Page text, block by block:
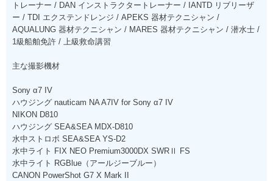
トレーナー / DAN インストラクタートレーナー / IANTD リブリーザ
ー / TDI エクステンドレンジ / APEKS 器材テクニシャン /
AQUALUNG 器材テクニシャン / MARES 器材テクニシャン / 潜水士 /
1級船舶免許 / 上級救命講習
主な撮影機材
Sony α7 IV
ハウジング nauticam NA A7IV for Sony α7 IV
NIKON D810
ハウジング SEA&SEA MDX-D810
水中ストロボ SEA&SEA YS-D2
水中ライト FIX NEO Premium3000DX SWRⅡ FS
水中ライト RGBlue（アールジーブルー）
CANON PowerShot G7 X Mark II